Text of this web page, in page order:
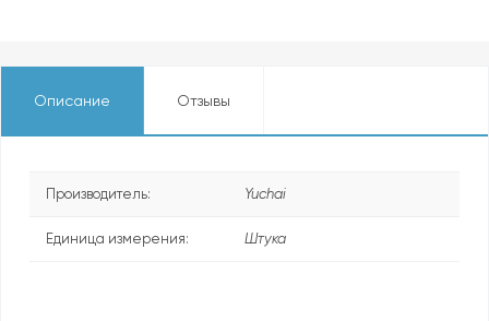
Описание Отзывы
Производитель: Yuchai
Единица измерения: Штука